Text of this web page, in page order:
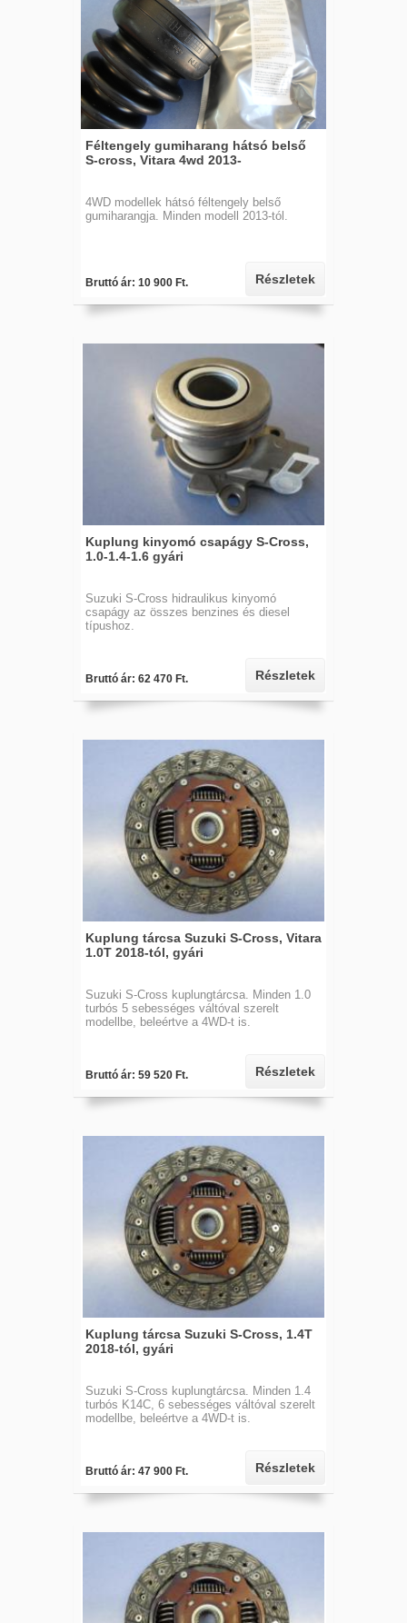
Féltengely gumiharang hátsó belső
S-cross, Vitara 4wd 2013-
4WD modellek hátsó féltengely belső
gumiharangja. Minden modell 2013-tól.
Bruttó ár: 10 900 Ft. Részletek
Kuplung kinyomó csapágy S-Cross,
1.0-1.4-1.6 gyári
Suzuki S-Cross hidraulikus kinyomó
csapágy az összes benzines és diesel
típushoz.
Bruttó ár: 62 470 Ft. Részletek
Kuplung tárcsa Suzuki S-Cross, Vitara
1.0T 2018-tól, gyári
Suzuki S-Cross kuplungtárcsa. Minden 1.0
turbós 5 sebességes váltóval szerelt
modellbe, beleértve a 4WD-t is.
Bruttó ár: 59 520 Ft. Részletek
Kuplung tárcsa Suzuki S-Cross, 1.4T
2018-tól, gyári
Suzuki S-Cross kuplungtárcsa. Minden 1.4
turbós K14C, 6 sebességes váltóval szerelt
modellbe, beleértve a 4WD-t is.
Bruttó ár: 47 900 Ft. Részletek